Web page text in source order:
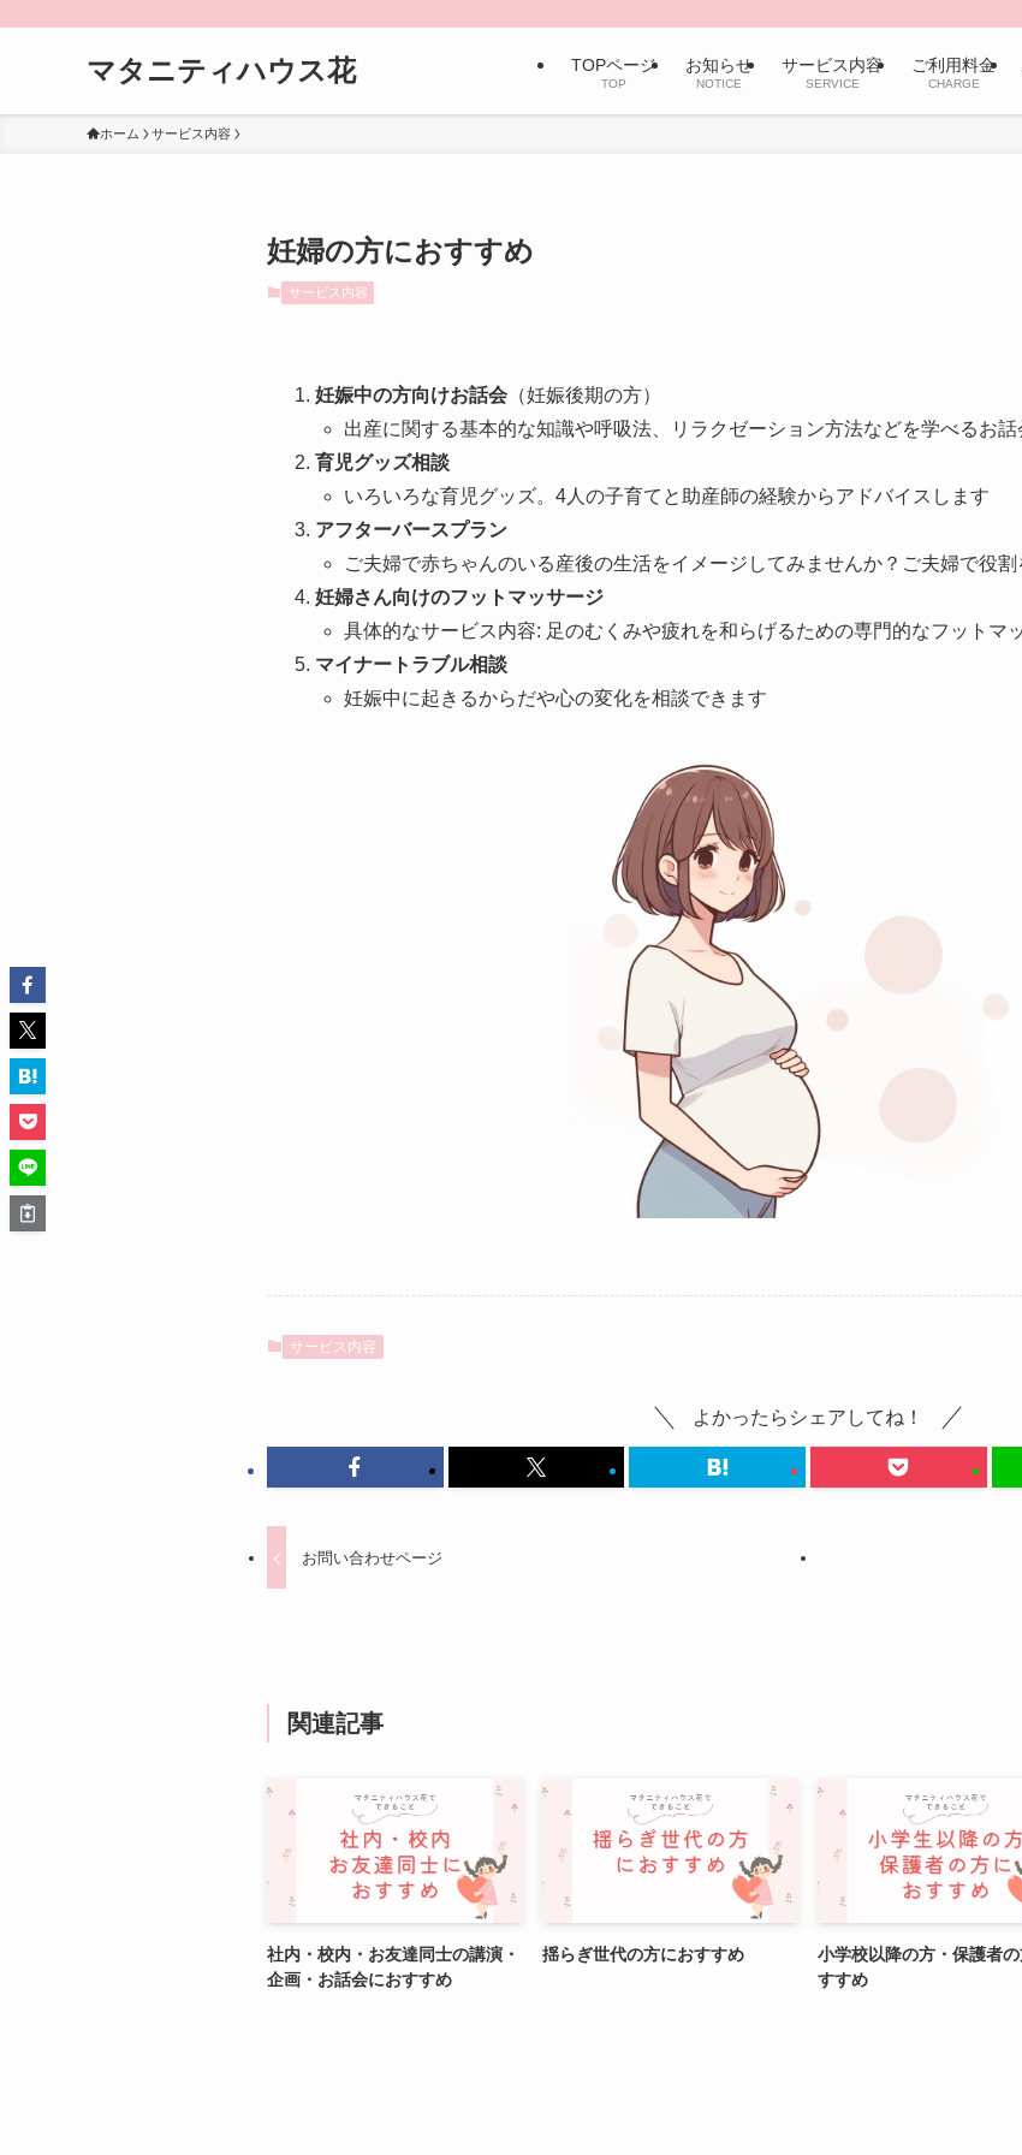
マタニティハウス花 TOPページ
TOP
お知らせ
NOTICE
サービス内容
SERVICE
ご利用料金
CHARGE
ホーム サービス内容
妊婦の方におすすめ
サービス内容
妊娠中の方向けお話会 （妊娠後期の方）
出産に関する基本的な知識や呼吸法、リラクゼーション方法などを学べるお
育児グッズ相談
いろいろな育児グッズ。4人の子育てと助産師の経験からアドバイスします
アフターバースプラン
ご夫婦で赤ちゃんのいる産後の生活をイメージしてみませんか？ご夫婦で役
妊婦さん向けのフットマッサージ
具体的なサービス内容: 足のむくみや疲れを和らげるための専門的なフットマ
マイナートラブル相談
妊娠中に起きるからだや心の変化を相談できます
サービス内容
よかったらシェアしてね！
お問い合わせページ
関連記事
社内・校内・お友達同士の講演・
企画・お話会におすすめ
揺らぎ世代の方におすすめ
小学校以降の方・保護者
すすめ